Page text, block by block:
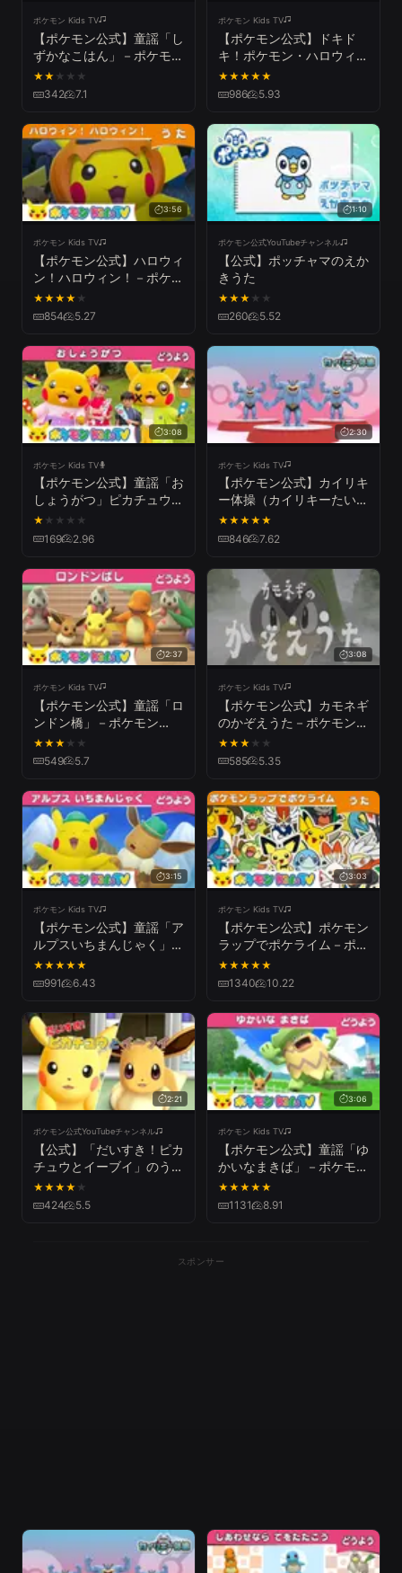
ポケモン Kids TV
【ポケモン公式】童謡「し
ずかなこはん」－ポケモン
Kids TV【こどものうた】
★★ ★ ★ ★
342 7.1
ポケモン Kids TV
【ポケモン公式】ドキド
キ！ポケモン・ハロウィン
～Trick or Treat～－ポケ
モン Kids TV【こどものう
★★★★★
986 5.93
3:56
ポケモン Kids TV
【ポケモン公式】ハロウィ
ン！ハロウィン！－ポケモ
ン Kids TV【こどものう
た】
★★★★ ★
854 5.27
1:10
ポケモン公式YouTubeチャンネル
【公式】ポッチャマのえか
きうた
★★★ ★ ★
260 5.52
3:08
ポケモン Kids TV
【ポケモン公式】童謡「お
しょうがつ」ピカチュウバ
ージョン－ポケモン Kids
TV【こどものうた】
★ ★ ★ ★ ★
169 2.96
2:30
ポケモン Kids TV
【ポケモン公式】カイリキ
ー体操（カイリキーたいそ
う）－ポケモン Kids TV
★★★★★
846 7.62
2:37
ポケモン Kids TV
【ポケモン公式】童謡「ロ
ンドン橋」－ポケモン
Kids TV【こどものうた】
★★★ ★ ★
549 5.7
3:08
ポケモン Kids TV
【ポケモン公式】カモネギ
のかぞえうた－ポケモン
Kids TV【ポケモンのう
た】
★★★ ★ ★
585 5.35
3:15
ポケモン Kids TV
【ポケモン公式】童謡「ア
ルプスいちまんじゃく」－
ポケモン Kids TV【こども
のうた】
★★★★★
991 6.43
3:03
ポケモン Kids TV
【ポケモン公式】ポケモン
ラップでポケライム－ポケ
モン Kids TV【こどものう
た】
★★★★★
1340 10.22
2:21
ポケモン公式YouTubeチャンネル
【公式】「だいすき！ピカ
チュウとイーブイ」のうた
（日本語版）『ポケットモ
ンスター Let's Go! ピカチ
★★★★ ★
424 5.5
3:06
ポケモン Kids TV
【ポケモン公式】童謡「ゆ
かいなまきば」－ポケモン
Kids TV【こどものうた】
★★★★★
1131 8.91
スポンサー